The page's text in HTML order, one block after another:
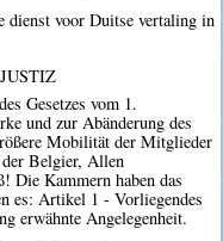
dienst voor Duitse vertaling in
Gesetzes vom 1.
und zur Abänderung des
Mobilität der Mitglieder
Belgier, Allen
Die Kammern haben das
es: Artikel 1 - Vorliegendes
erwähnte Angelegenheit.